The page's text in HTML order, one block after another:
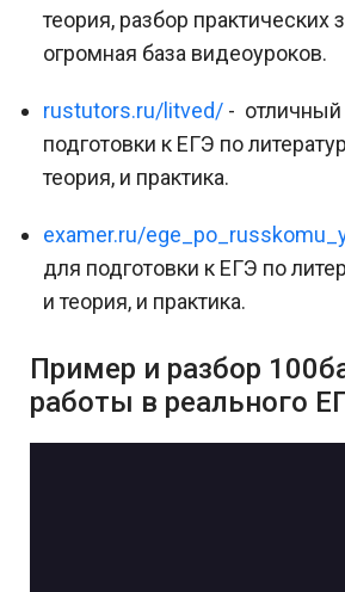
теория, разбор практических
огромная база видеоуроков.
rustutors.ru/litved/ - отличный
подготовки к ЕГЭ по
теория, и практика.
examer.ru/
для подготовки к ЕГЭ по
и теория, и практика.
Пример и разбор
работы в реального